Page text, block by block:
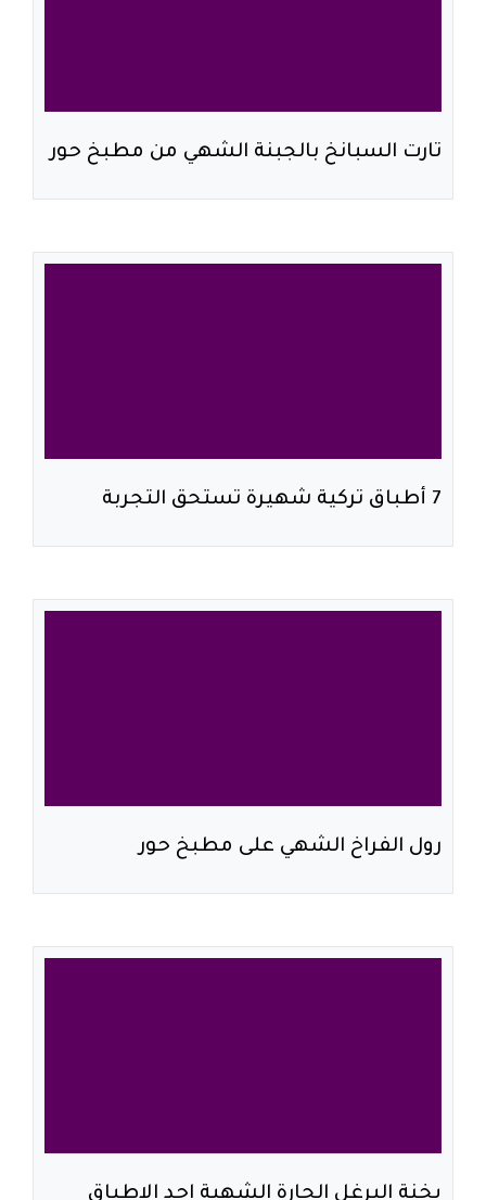
تارت السبانخ بالجبنة الشهي من مطبخ حور
7 أطباق تركية شهيرة تستحق التجربة
رول الفراخ الشهي على مطبخ حور
يخنة البرغل الحارة الشهية احد الاطباق